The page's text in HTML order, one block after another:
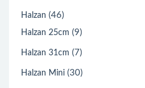
Halzan (46)
Halzan 25cm (9)
Halzan 31cm (7)
Halzan Mini (30)